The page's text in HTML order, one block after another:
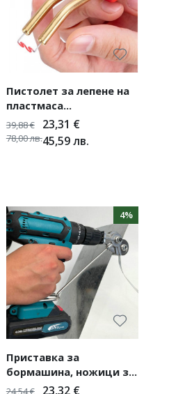
Пистолет за лепене на
пластмаса
StapleMaster, 50W + 200
скоби
23,31 €
45,59лв.
39,88€
78,00лв.
4%
Приставка за
бормашина, ножици за
метални плочи с
23,32 €
24,54€